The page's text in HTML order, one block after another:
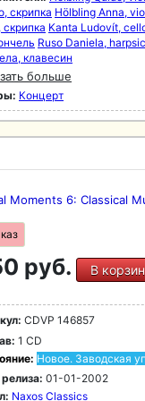
скрипка Hölbling Anna,
Kanta Ludovít,
Ruso Daniela,
клавесин
больше
Концерт
Moments 6: Classical
руб. В
CDVP 146857
1 CD
Новое. Заводская
01-01-2002
Naxos Classics